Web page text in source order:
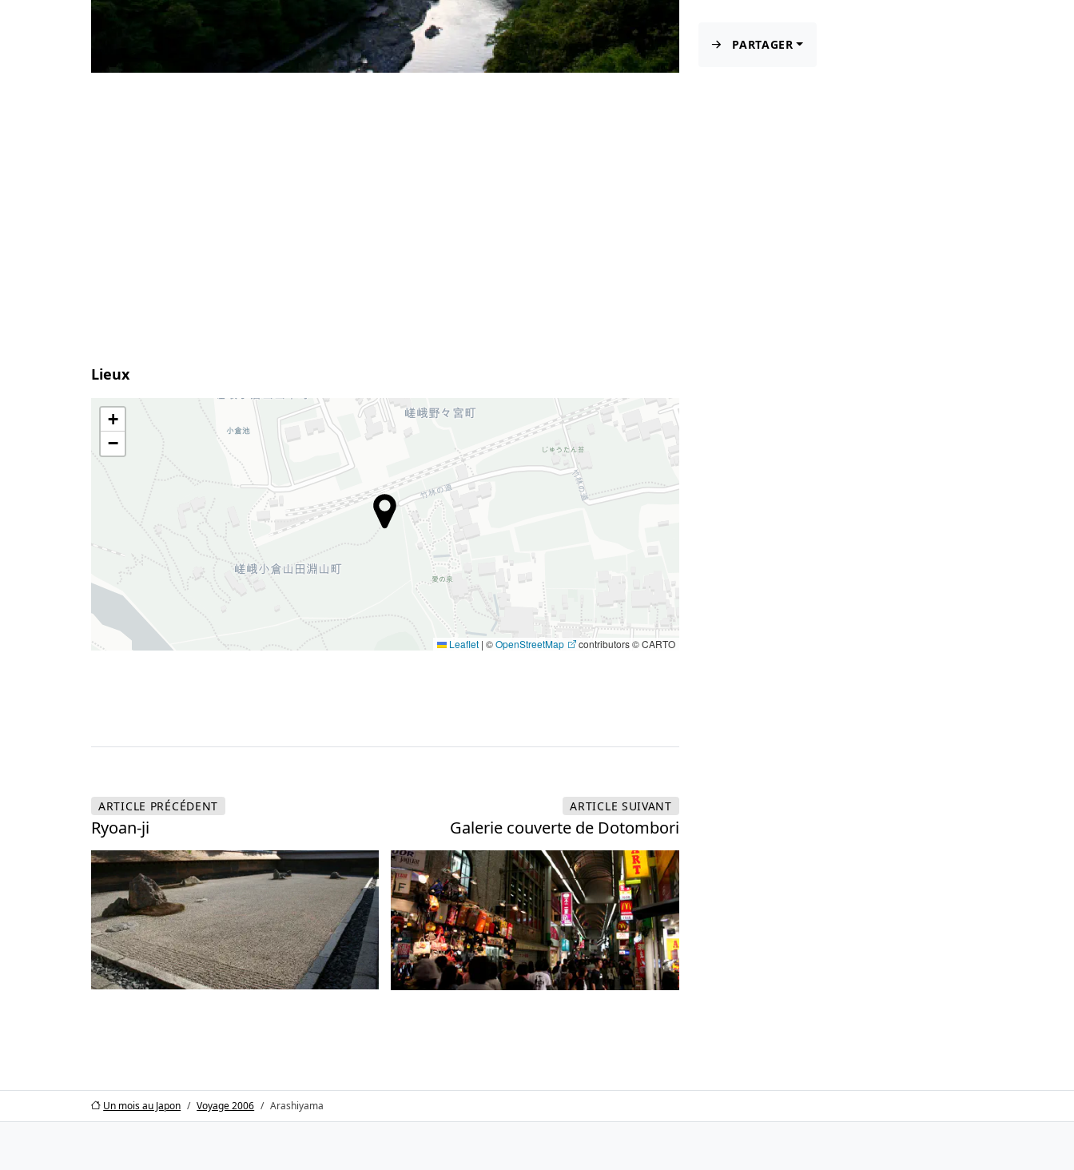
Lieux
+
−
Leaflet | ©OpenStreetMap contributors © CARTO
PARTAGER
ARTICLE PRÉCÉDENT
Ryoan-ji
ARTICLE SUIVANT
Galerie couverte de Dotombori
Un mois au Japon Voyage 2006 Arashiyama